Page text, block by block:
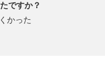
ですか？
かった